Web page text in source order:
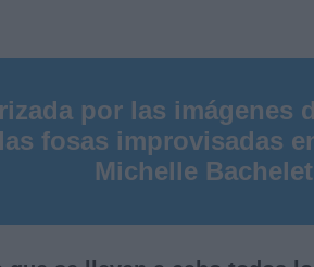
por las imágenes
fosas improvisadas
Michelle Bachelet